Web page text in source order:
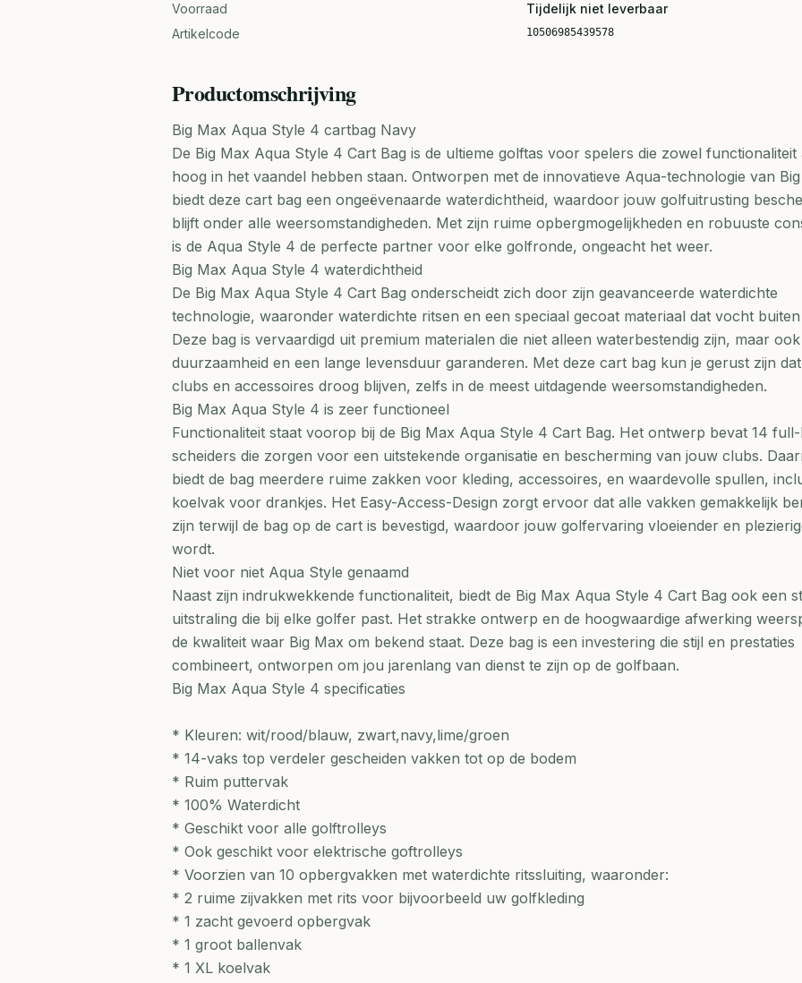
Voorraad
Tijdelijk niet leverbaar
Artikelcode
10506985439578
Productomschrijving
Big Max Aqua Style 4 cartbag Navy
De Big Max Aqua Style 4 Cart Bag is de ultieme golftas voor spelers die zowel functionaliteit
hoog in het vaandel hebben staan. Ontworpen met de innovatieve Aqua-technologie van
biedt deze cart bag een ongeëvenaarde waterdichtheid, waardoor jouw golfuitrusting
blijft onder alle weersomstandigheden. Met zijn ruime opbergmogelijkheden en robuuste
is de Aqua Style 4 de perfecte partner voor elke golfronde, ongeacht het weer.
Big Max Aqua Style 4 waterdichtheid
De Big Max Aqua Style 4 Cart Bag onderscheidt zich door zijn geavanceerde waterdichte
technologie, waaronder waterdichte ritsen en een speciaal gecoat materiaal dat vocht
Deze bag is vervaardigd uit premium materialen die niet alleen waterbestendig zijn, maar ook
duurzaamheid en een lange levensduur garanderen. Met deze cart bag kun je gerust zijn
clubs en accessoires droog blijven, zelfs in de meest uitdagende weersomstandigheden.
Big Max Aqua Style 4 is zeer functioneel
Functionaliteit staat voorop bij de Big Max Aqua Style 4 Cart Bag. Het ontwerp bevat 14
scheiders die zorgen voor een uitstekende organisatie en bescherming van jouw clubs.
biedt de bag meerdere ruime zakken voor kleding, accessoires, en waardevolle spullen,
koelvak voor drankjes. Het Easy-Access-Design zorgt ervoor dat alle vakken gemakkelijk
zijn terwijl de bag op de cart is bevestigd, waardoor jouw golfervaring vloeiender en
wordt.
Niet voor niet Aqua Style genaamd
Naast zijn indrukwekkende functionaliteit, biedt de Big Max Aqua Style 4 Cart Bag ook een
uitstraling die bij elke golfer past. Het strakke ontwerp en de hoogwaardige afwerking
de kwaliteit waar Big Max om bekend staat. Deze bag is een investering die stijl en prestaties
combineert, ontworpen om jou jarenlang van dienst te zijn op de golfbaan.
Big Max Aqua Style 4 specificaties
* Kleuren: wit/rood/blauw, zwart,navy,lime/groen
* 14-vaks top verdeler gescheiden vakken tot op de bodem
* Ruim puttervak
* 100% Waterdicht
* Geschikt voor alle golftrolleys
* Ook geschikt voor elektrische goftrolleys
* Voorzien van 10 opbergvakken met waterdichte ritssluiting, waaronder:
* 2 ruime zijvakken met rits voor bijvoorbeeld uw golfkleding
* 1 zacht gevoerd opbergvak
* 1 groot ballenvak
* 1 XL koelvak